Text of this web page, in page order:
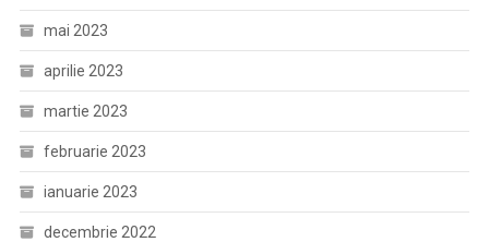
mai 2023
aprilie 2023
martie 2023
februarie 2023
ianuarie 2023
decembrie 2022